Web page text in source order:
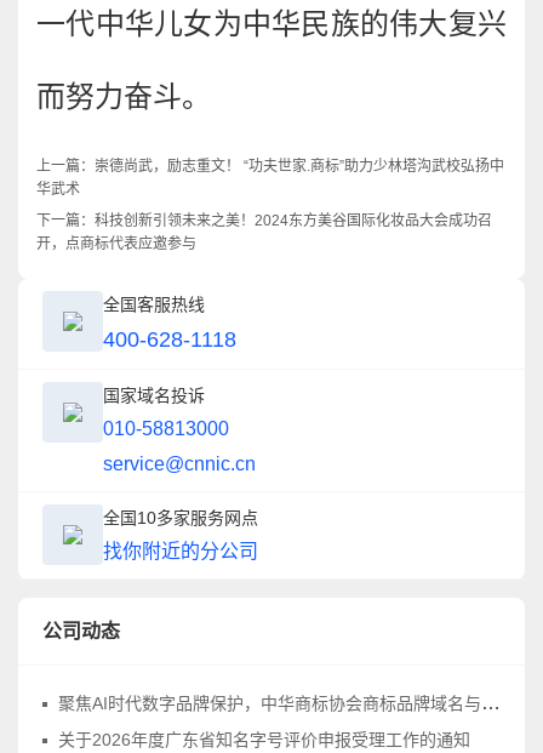
一代中华儿女为中华民族的伟大复兴
而努力奋斗。
上一篇： 崇德尚武，励志重文！ “功夫世家.商标”助力少林塔沟武校弘扬中
华武术
下一篇： 科技创新引领未来之美！2024东方美谷国际化妆品大会成功召
开，点商标代表应邀参与
全国客服热线
400-628-1118
国家域名投诉
010-58813000
service@cnnic.cn
全国10多家服务网点
找你附近的分公司
公司动态
聚焦AI时代数字品牌保护，中华商标协会商标品牌域名与网络标识工作委员会正式成立
关于2026年度广东省知名字号评价申报受理工作的通知